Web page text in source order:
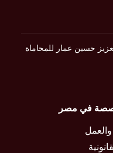
في مصر